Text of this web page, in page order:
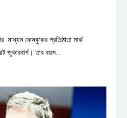
মাধ্যম ফেসবুকের প্রতিষ্ঠাতা মার্ক
জুকারবার্গ। তার বয়স...